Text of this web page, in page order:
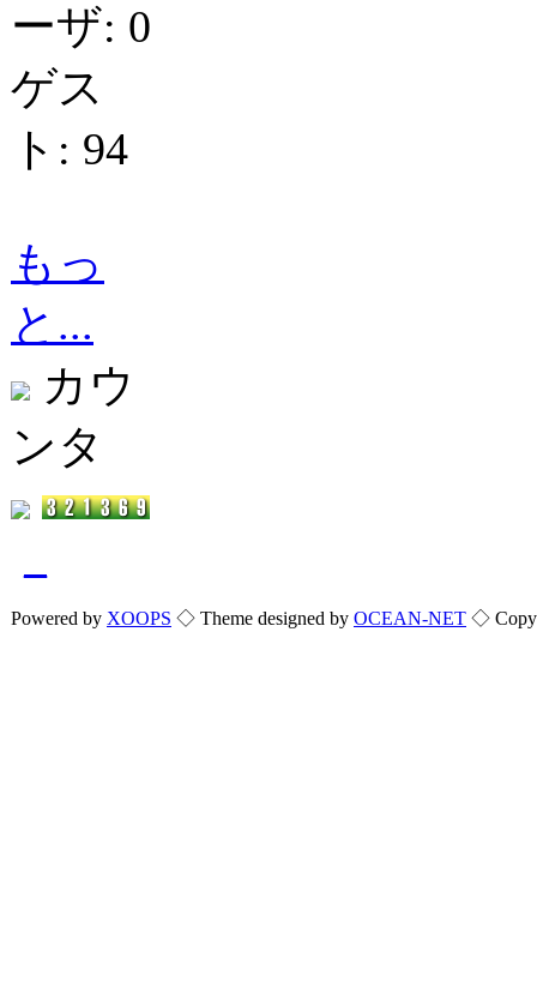
ーザ: 0
ゲス
ト: 94
もっ
と...
カウ
ンタ
Powered by XOOPS ◇ Theme designed by OCEAN-NET ◇